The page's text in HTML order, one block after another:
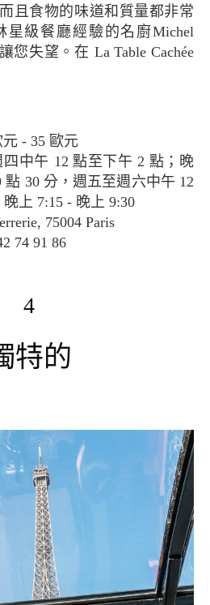
級餐廳經驗的名廚Michel
您失望。在 La Table Cachée
- 35 歐元
四中午 12 點至下午 2 點；晚
點 30 分，週五至週六中午 12
上 7:15 - 晚上 9:30
75004 Paris
74 91 86
4
獨特的